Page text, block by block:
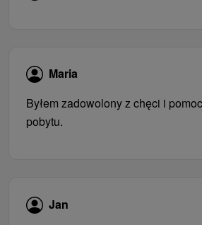
Maria
Byłem zadowolony z chęci i
pobytu.
Jan